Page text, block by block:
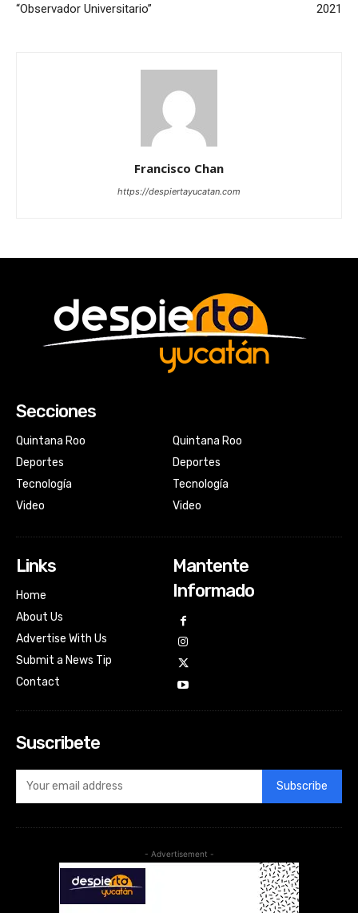
“Observador Universitario”
2021
Francisco Chan
https://despiertayucatan.com
Secciones
Quintana Roo
Deportes
Tecnología
Video
Quintana Roo
Deportes
Tecnología
Video
Links
Home
About Us
Advertise With Us
Submit a News Tip
Contact
Mantente
Informado
Suscribete
Subscribe
- Advertisement -